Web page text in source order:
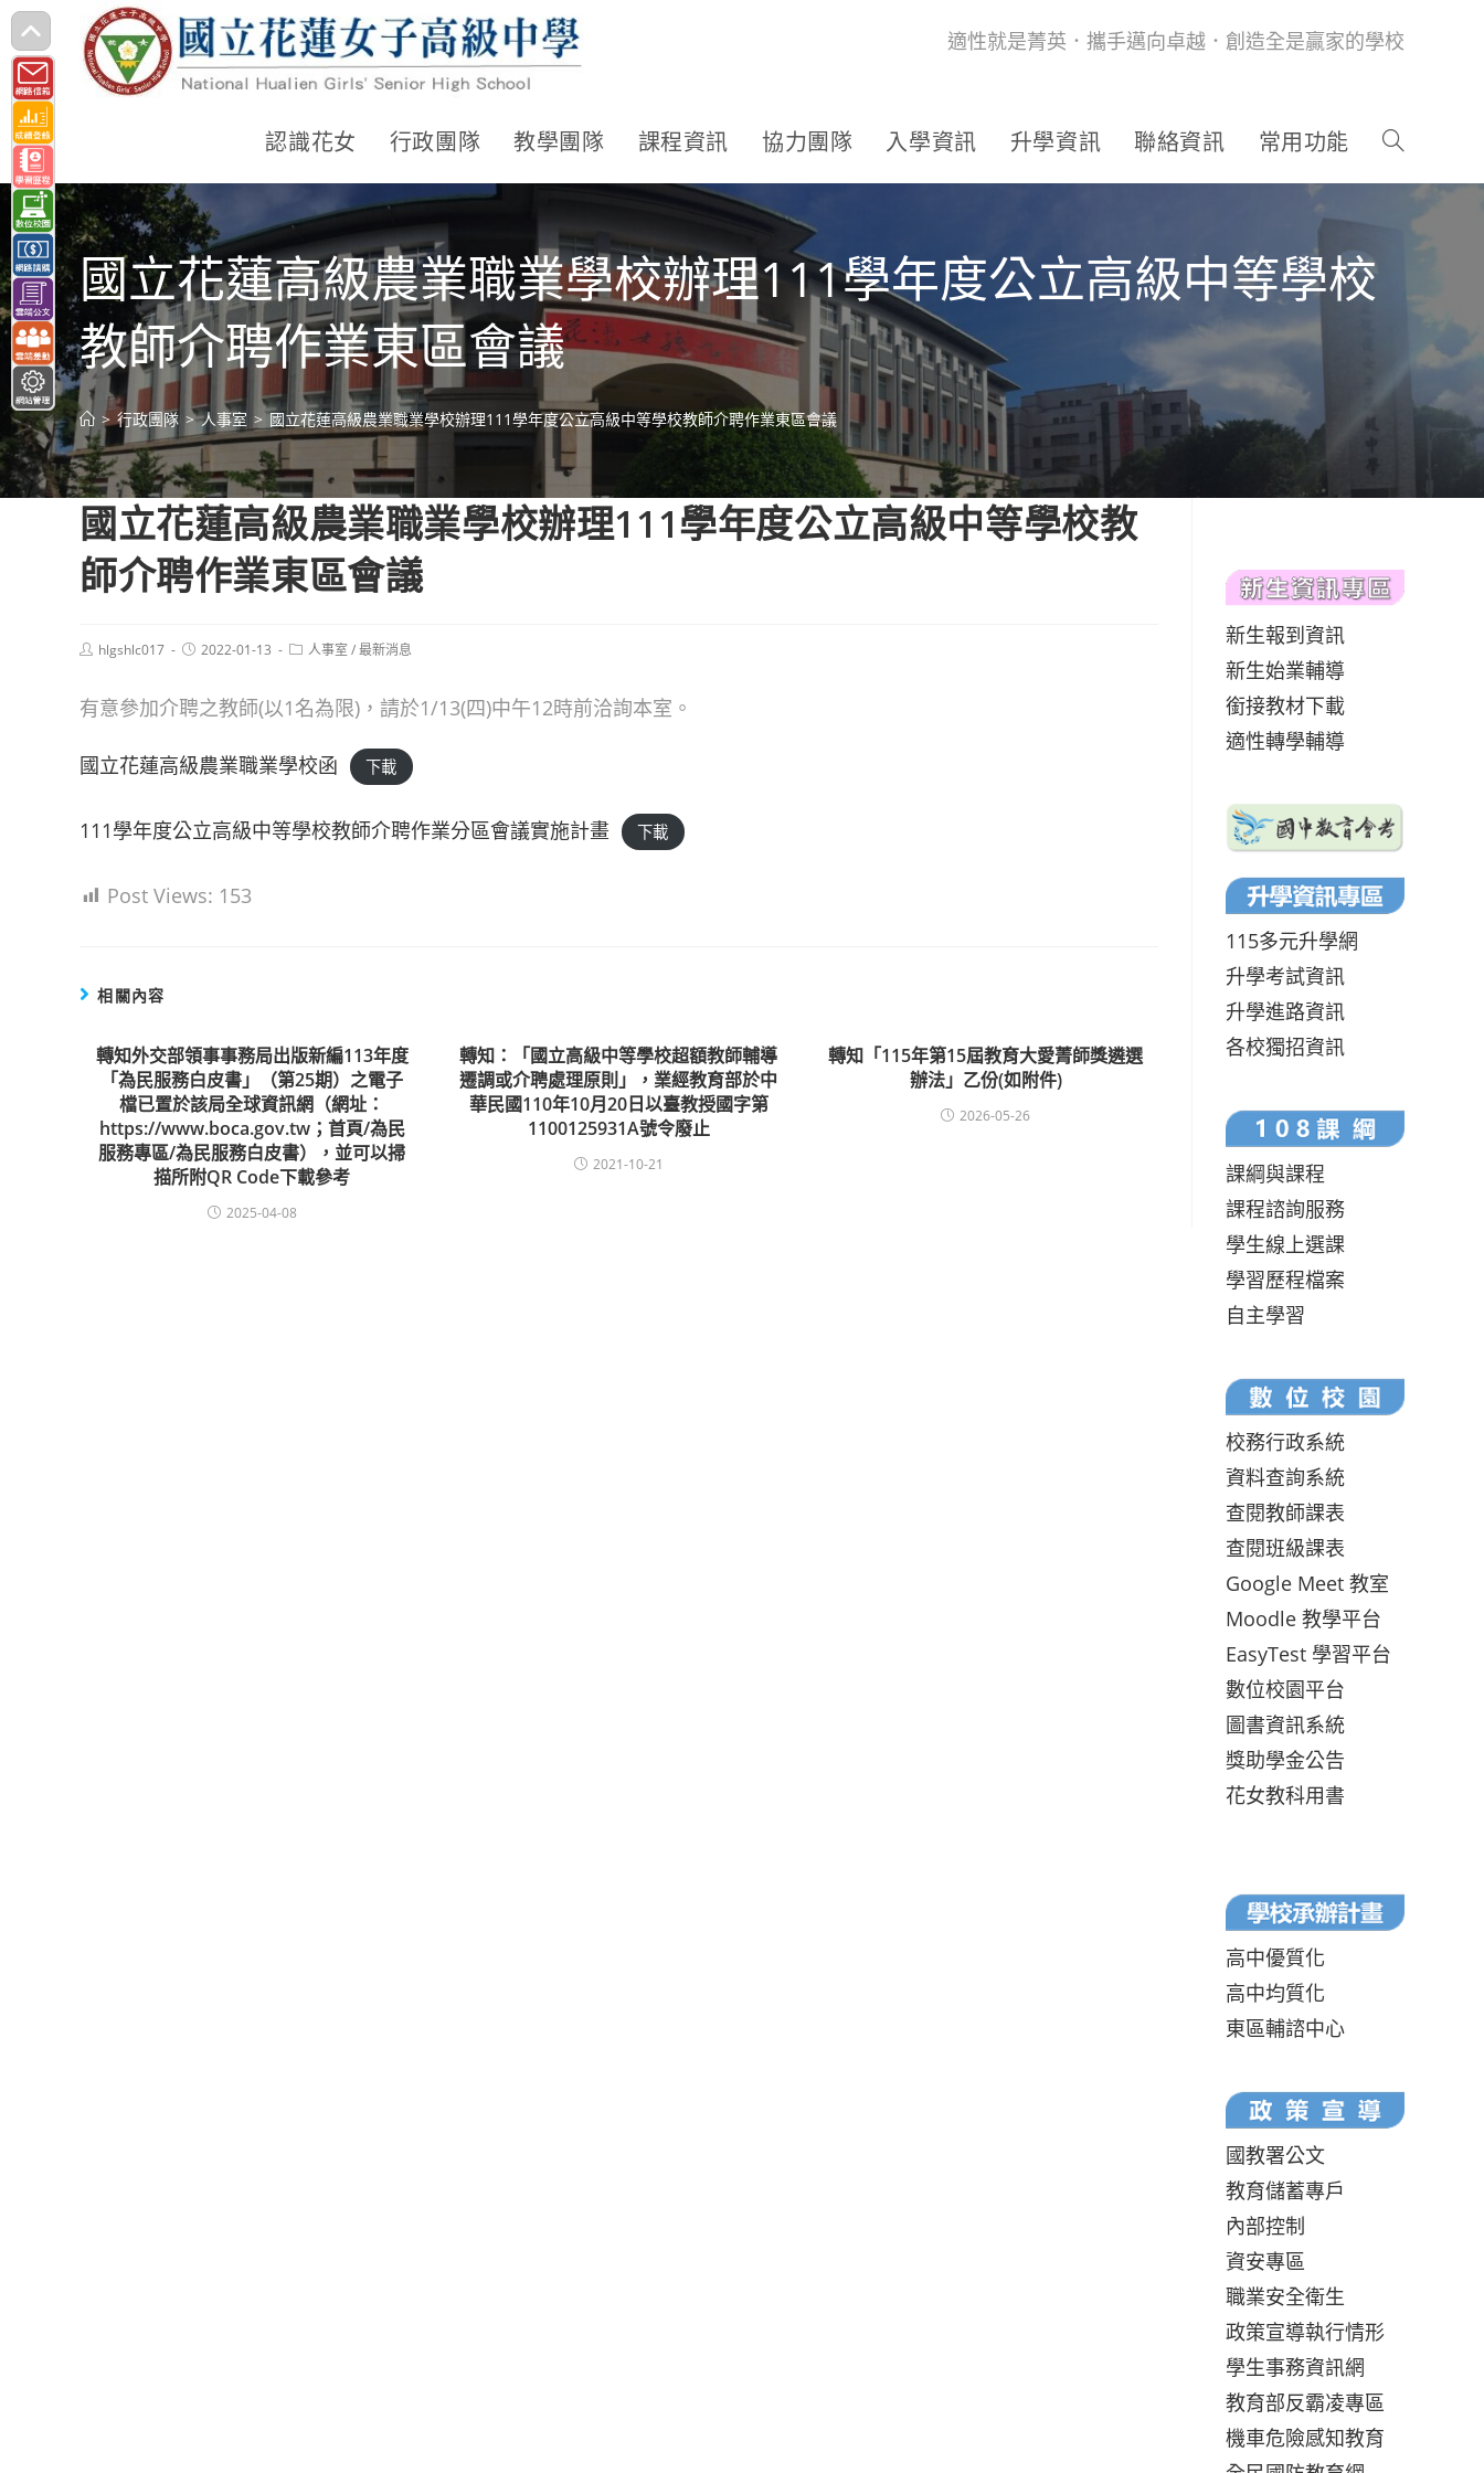
跳
轉
至
主
要
內
容
適性就是菁英．攜手邁向卓越．創造全是贏家的學校
認識花女 行政團隊 教學團隊 課程資訊 協力團隊 入學資訊 升學資訊 聯絡資訊 常用功能
國立花蓮高級農業職業學校辦理111學年度公立高級中等學校
教師介聘作業東區會議
> 行政團隊 > 人事室 > 國立花蓮高級農業職業學校辦理111學年度公立高級中等學校教師介聘作業東區會議
國立花蓮高級農業職業學校辦理111學年度公立高級中等學校教
師介聘作業東區會議
Posthlgshlc017
Post2022-01-13
Post人事室 /最新消息
有意參加介聘之教師(以1名為限)，請於1/13(四)中午12時前洽詢本室。
國立花蓮高級農業職業學校函 下載
111學年度公立高級中等學校教師介聘作業分區會議實施計畫 下載
Post Views: 153
相關內容
轉知外交部領事事務局出版新編113年度
「為民服務白皮書」（第25期）之電子
檔已置於該局全球資訊網（網址：
https://www.boca.gov.tw；首頁/為民
服務專區/為民服務白皮書），並可以掃
描所附QR Code下載參考
2025-04-08
轉知：「國立高級中等學校超額教師輔導
遷調或介聘處理原則」，業經教育部於中
華民國110年10月20日以臺教授國字第
1100125931A號令廢止
2021-10-21
轉知「115年第15屆教育大愛菁師獎遴選
辦法」乙份(如附件)
2026-05-26
新生報到資訊
新生始業輔導
銜接教材下載
適性轉學輔導
115多元升學網
升學考試資訊
升學進路資訊
各校獨招資訊
課綱與課程
課程諮詢服務
學生線上選課
學習歷程檔案
自主學習
校務行政系統
資料查詢系統
查閱教師課表
查閱班級課表
Google Meet 教室
Moodle 教學平台
EasyTest 學習平台
數位校園平台
圖書資訊系統
獎助學金公告
花女教科用書
高中優質化
高中均質化
東區輔諮中心
國教署公文
教育儲蓄專戶
內部控制
資安專區
職業安全衛生
政策宣導執行情形
學生事務資訊網
教育部反霸凌專區
機車危險感知教育